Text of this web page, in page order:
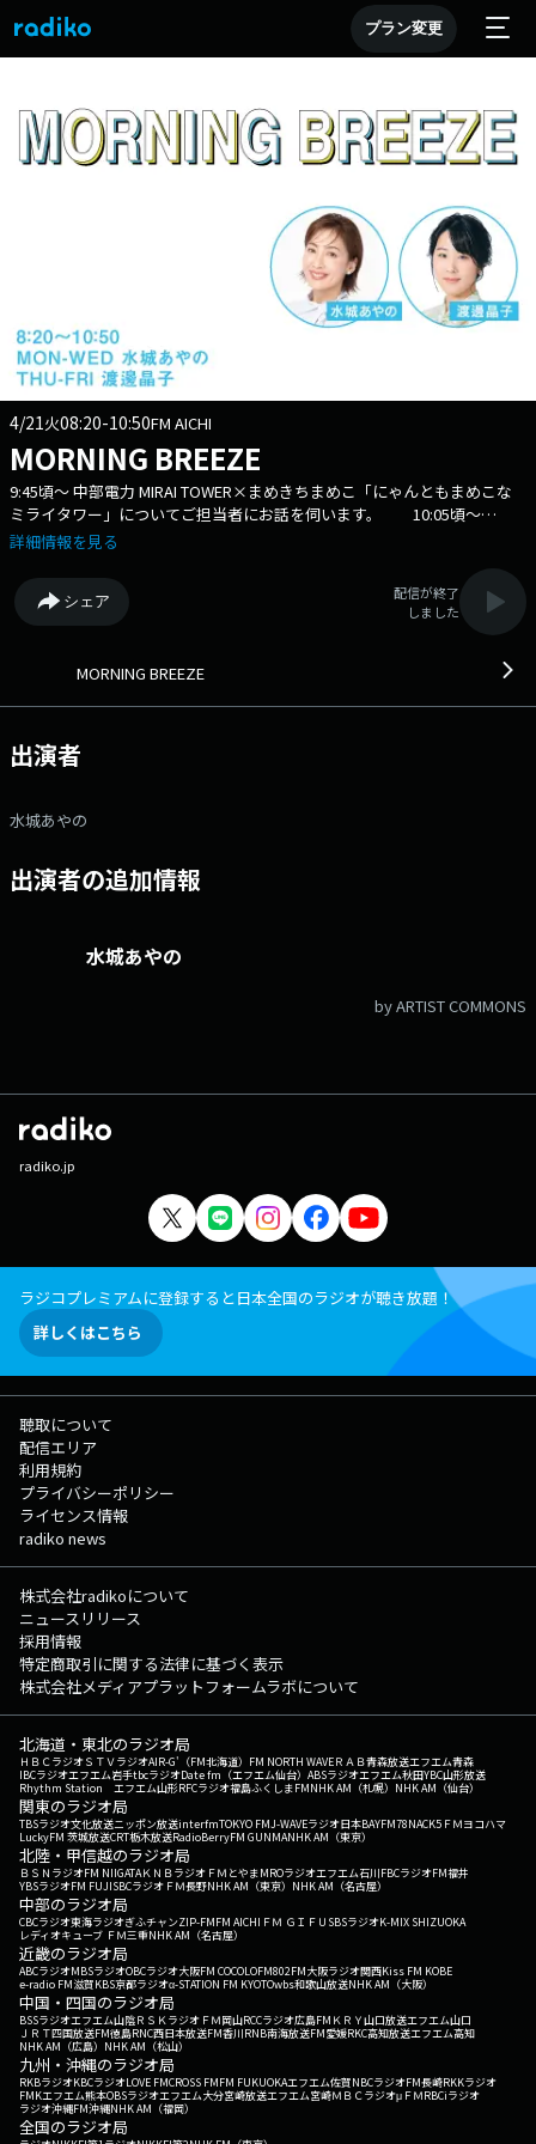
プラン変更
4/21火08:20-10:50FM AICHI
MORNING BREEZE
9:45頃～ 中部電力 MIRAI TOWER×まめきちまめこ「にゃんともまめこな
ミライタワー」についてご担当者にお話を伺います。 10:05頃～
MEETS MY AICHI ～NAGOYA CITY～ 「名古屋市内の路上禁煙地区」につ
ら→https://jfn-pods.com/program/300010328 名古屋市のHPはこちら
→https://www.city.nagoya.jp/shicho/page/0000013796.html パーソ
ナリティは月～水は水城あやの、木～金は渡邊晶子がお届けします。
セージ・リクエストはこちら Xハッシュタグは「#ブリーズ807」 Xア
詳細情報を見る
シェア
配信が終了
しました
MORNING BREEZE
出演者
水城あやの
出演者の追加情報
水城あやの
by ARTIST COMMONS
radiko.jp
ラジコプレミアムに登録すると日本全国のラジオが聴き放題！
詳しくはこちら
聴取について
配信エリア
利用規約
プライバシーポリシー
ライセンス情報
radiko news
株式会社radikoについて
ニュースリリース
採用情報
特定商取引に関する法律に基づく表示
株式会社メディアプラットフォームラボについて
北海道・東北のラジオ局
ＨＢＣラジオＳＴＶラジオAIR-G'（FM北海道） FM NORTH WAVEＲＡＢ青森放送エフエム青森
IBCラジオエフエム岩手tbcラジオDate fm（エフエム仙台） ABSラジオエフエム秋田YBC山形放送
Rhythm Station エフエム山形RFCラジオ福島ふくしまFMNHK AM（札幌） NHK AM（仙台）
関東のラジオ局
TBSラジオ文化放送ニッポン放送interfmTOKYO FMJ-WAVEラジオ日本BAYFM78NACK5 ＦＭヨコハマ
LuckyFM 茨城放送CRT栃木放送RadioBerryFM GUNMANHK AM（東京）
北陸・甲信越のラジオ局
ＢＳＮラジオFM NIIGATAＫＮＢラジオ ＦＭとやまMROラジオエフエム石川FBCラジオFM福井
YBSラジオFM FUJISBCラジオ ＦＭ長野NHK AM（東京） NHK AM（名古屋）
中部のラジオ局
CBCラジオ東海ラジオぎふチャンZIP-FMFM AICHI ＦＭ ＧＩＦＵ SBSラジオK-MIX SHIZUOKA
レディオキューブ ＦＭ三重NHK AM（名古屋）
近畿のラジオ局
ABCラジオMBSラジオOBCラジオ大阪FM COCOLOFM802FM大阪ラジオ関西Kiss FM KOBE
e-radio FM滋賀KBS京都ラジオα-STATION FM KYOTOwbs和歌山放送NHK AM（大阪）
中国・四国のラジオ局
BSSラジオエフエム山陰ＲＳＫラジオ ＦＭ岡山RCCラジオ広島FM ＫＲＹ山口放送エフエム山口
ＪＲＴ四国放送FM徳島RNC西日本放送FM香川RNB南海放送FM愛媛RKC高知放送エフエム高知
NHK AM（広島） NHK AM（松山）
九州・沖縄のラジオ局
RKBラジオKBCラジオLOVE FMCROSS FMFM FUKUOKAエフエム佐賀NBCラジオFM長崎RKKラジオ
FMKエフエム熊本OBSラジオエフエム大分宮崎放送エフエム宮崎ＭＢＣラジオμＦＭRBCiラジオ
ラジオ沖縄FM沖縄NHK AM（福岡）
全国のラジオ局